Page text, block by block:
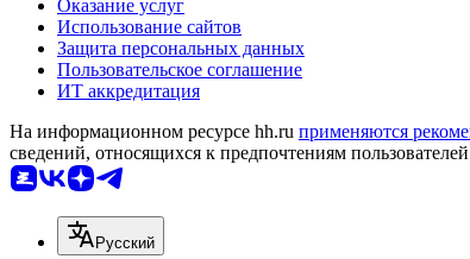
Оказание услуг
Использование сайтов
Защита персональных данных
Пользовательское соглашение
ИТ аккредитация
На информационном ресурсе hh.ru применяются
сведений, относящихся к предпочтениям
Русский